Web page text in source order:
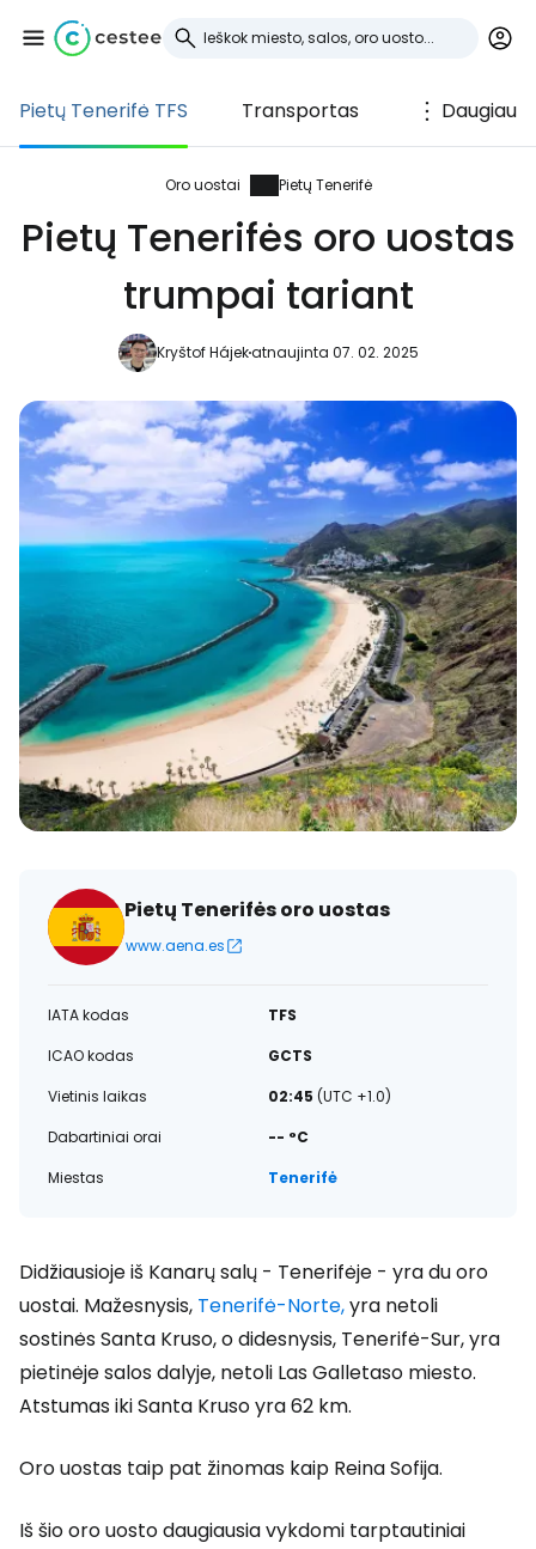
Pietų Tenerifė TFS Transportas Daugiau
Oro uostai Pietų Tenerifė
Pietų Tenerifės oro uostas
trumpai tariant
Kryštof Hájekatnaujinta 07. 02. 2025
Pietų Tenerifės oro uostas
www.aena.es
IATA kodas
TFS
ICAO kodas
GCTS
Vietinis laikas
02:45 (UTC +1.0)
Dabartiniai orai
-- °C
Miestas
Tenerifė
Didžiausioje iš Kanarų salų - Tenerifėje - yra du oro
uostai. Mažesnysis, Tenerifė-Norte,yra netoli
sostinės Santa Kruso, o didesnysis, Tenerifė-Sur, yra
pietinėje salos dalyje, netoli Las Galletaso miesto.
Atstumas iki Santa Kruso yra 62 km.
Oro uostas taip pat žinomas kaip Reina Sofija.
Iš šio oro uosto daugiausia vykdomi tarptautiniai
Prisijunkite prie
Cestee
... pasaulinė kelionių bendruomenė
Tęsti su Google
Tęsti su Facebook
Tęsti el. paštu